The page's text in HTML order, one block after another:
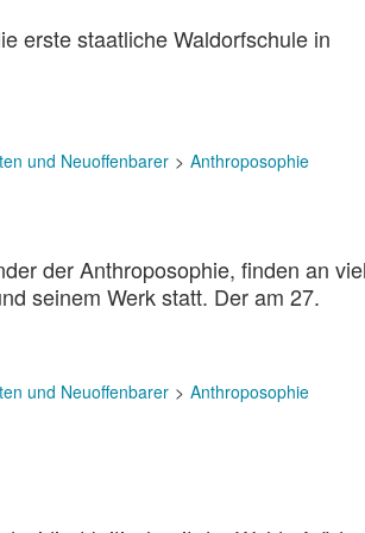
erste staatliche Waldorfschule in
und Neuoffenbarer Anthroposophie
der Anthroposophie, finden an
seinem Werk statt. Der am 27.
und Neuoffenbarer Anthroposophie